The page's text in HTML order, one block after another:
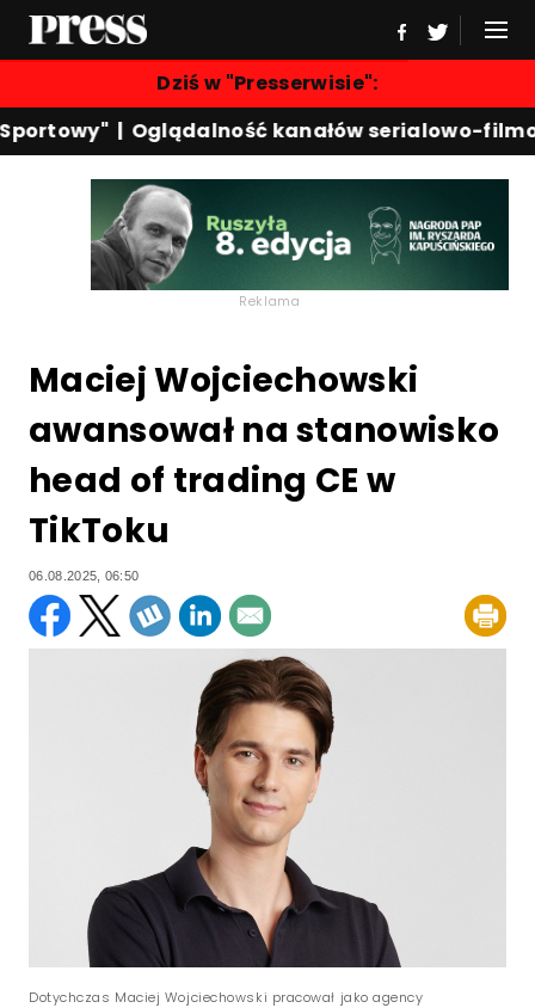
Dziś w "Presserwisie":
|Oglądalność kanałów serialowo-
Reklama
Maciej Wojciechowski
awansował na stanowisko
head of trading CE w
TikToku
06.08.2025, 06:50
Dotychczas Maciej Wojciechowski pracował jako agency